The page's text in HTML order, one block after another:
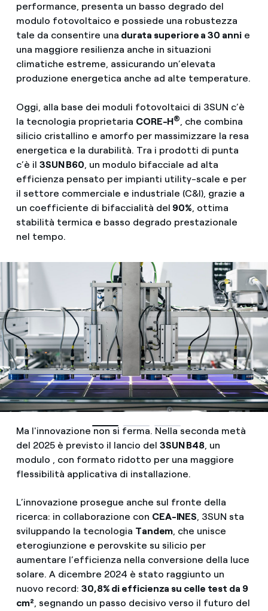
performance, presenta un basso degrado del
modulo fotovoltaico e possiede una robustezza
tale da consentire una durata superiore a 30 annie
una maggiore resilienza anche in situazioni
climatiche estreme, assicurando un’elevata
produzione energetica anche ad alte temperature.
Oggi, alla base dei moduli fotovoltaici di 3SUN c’è
la tecnologia proprietaria CORE-H®
, che combina
silicio cristallino e amorfo per massimizzare la resa
energetica e la durabilità. Tra i prodotti di punta
c’è il 3SUN B60 , un modulo bifacciale ad alta
efficienza pensato per impianti utility-scale e per
il settore commerciale e industriale (C&I), grazie a
un coefficiente di bifaccialità del 90% , ottima
stabilità termica e basso degrado prestazionale
nel tempo.
Ma l'innovazione non si ferma. Nella seconda metà
del 2025 è previsto il lancio del 3SUN B48 , un
modulo , con formato ridotto per una maggiore
flessibilità applicativa di installazione.
L’innovazione prosegue anche sul fronte della
ricerca: in collaborazione con CEA-INES , 3SUN sta
sviluppando la tecnologia Tandem , che unisce
eterogiunzione e perovskite su silicio per
aumentare l’efficienza nella conversione della luce
solare. A dicembre 2024 è stato raggiunto un
nuovo record: 30,8% di efficienza su celle test da 9
cm² , segnando un passo decisivo verso il futuro del